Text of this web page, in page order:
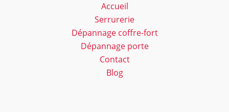
Accueil
Serrurerie
Dépannage coffre-fort
Dépannage porte
Contact
Blog